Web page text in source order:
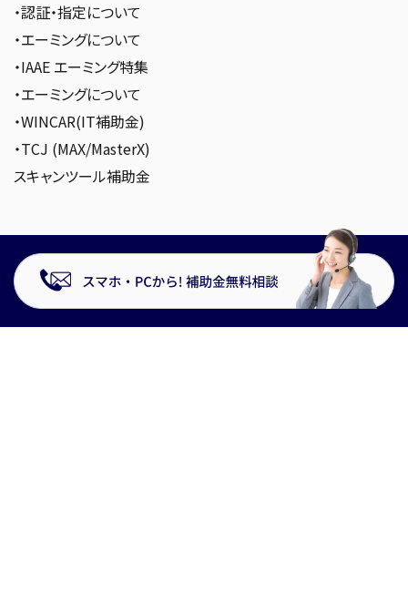
・認証・指定について
・エーミングについて
・IAAE エーミング特集
・エーミングについて
・WINCAR(IT補助金)
・TCJ (MAX/MasterX)
スキャンツール補助金